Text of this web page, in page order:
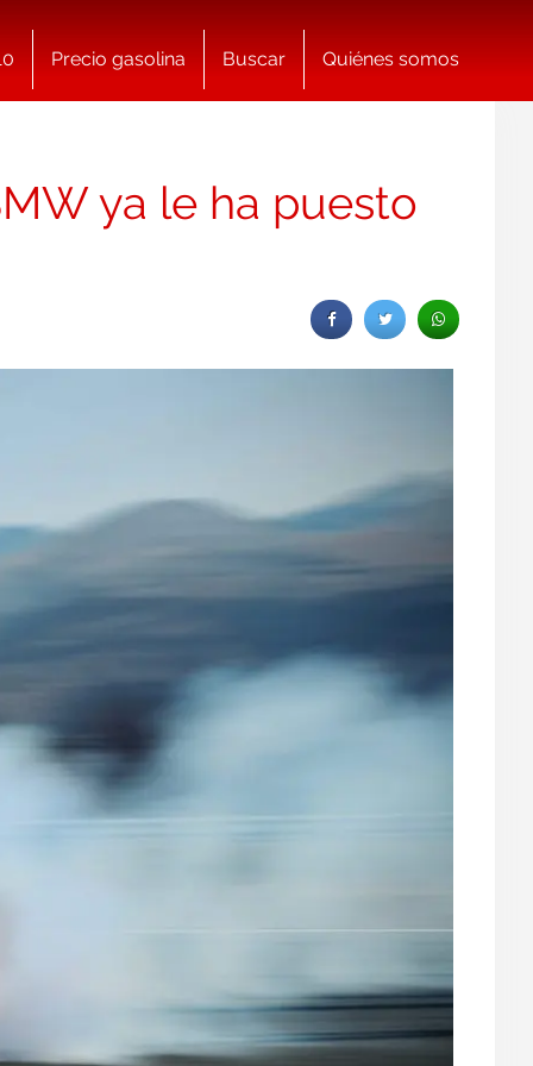
Precio gasolina Buscar Quiénes somos
ya le ha puesto